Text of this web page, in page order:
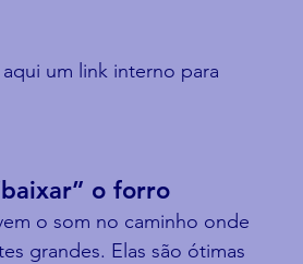
um link interno para
o forro
o som no caminho onde
grandes. Elas são ótimas